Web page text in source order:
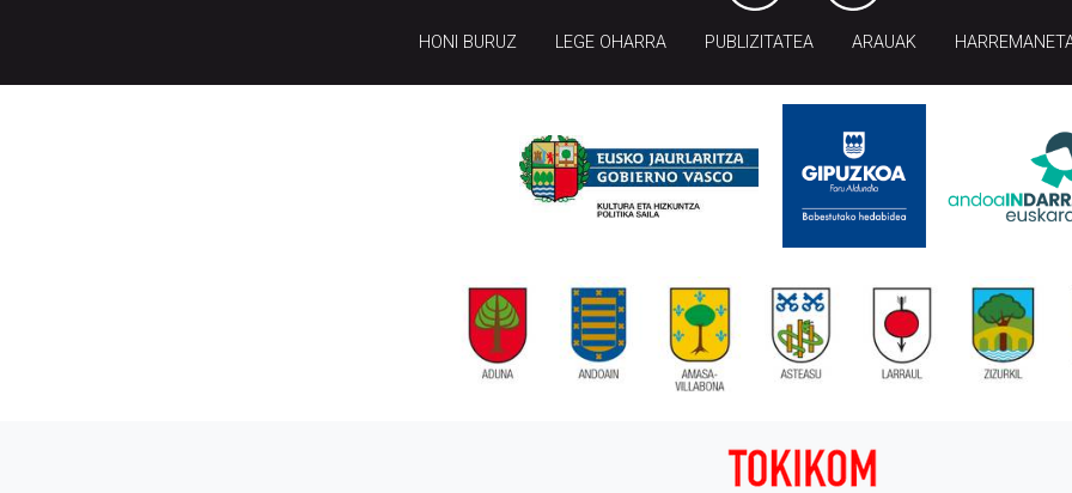
HONI BURUZ LEGE OHARRA PUBLIZITATEA ARAUAK